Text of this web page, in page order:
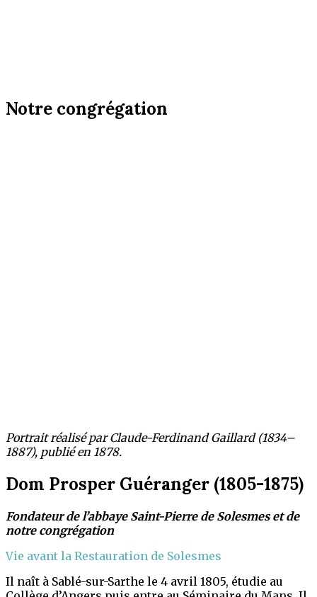
Notre congrégation
Portrait réalisé par Claude-Ferdinand Gaillard (1834–
1887), publié en 1878.
Dom Prosper Guéranger (1805-1875)​
Fondateur de l’abbaye Saint-Pierre de Solesmes et de
notre congrégation
Vie avant la Restauration de Solesmes
Il naît à Sablé-sur-Sarthe le 4 avril 1805, étudie au